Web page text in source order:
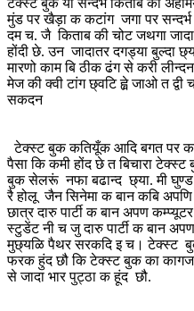
मुंड पर खैड़ा क कटांग जगा पर सन्दर्भ
दम च. जै किताब की चोट जथगा जादा
होंदी छे. उन जादातर दगड्या बुल्दा
मारणो काम बि ठीक ढंग से करी
मेज की क्वी टांग छ्वटि ह्व़े जाओ त
सकदन
टेक्स्ट बुक कतियूँक आदि बगत पर
पैसा कि कमी होंद छे त बिचारा
बुक सेलरूं नफा बढान्द छ्या. मी घुण्ड
रै होलू जैन सिनेमा क बान कबि अपणि
छात्र दारु पार्टी क बान अपण
स्टुडेंट नी च जु दारु पार्टी क बान
मुछ्यळि पैथर सरकदि इ च। टेक्स्ट
फरक हुंद छौ कि टेक्स्ट बुक का कागज
से जादा भार पुट्ठा क हूंद छौ.